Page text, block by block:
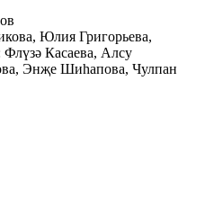
Юлия Григорьева,
Касаева, Алсу
Энҗе Шиһапова, Чулпан